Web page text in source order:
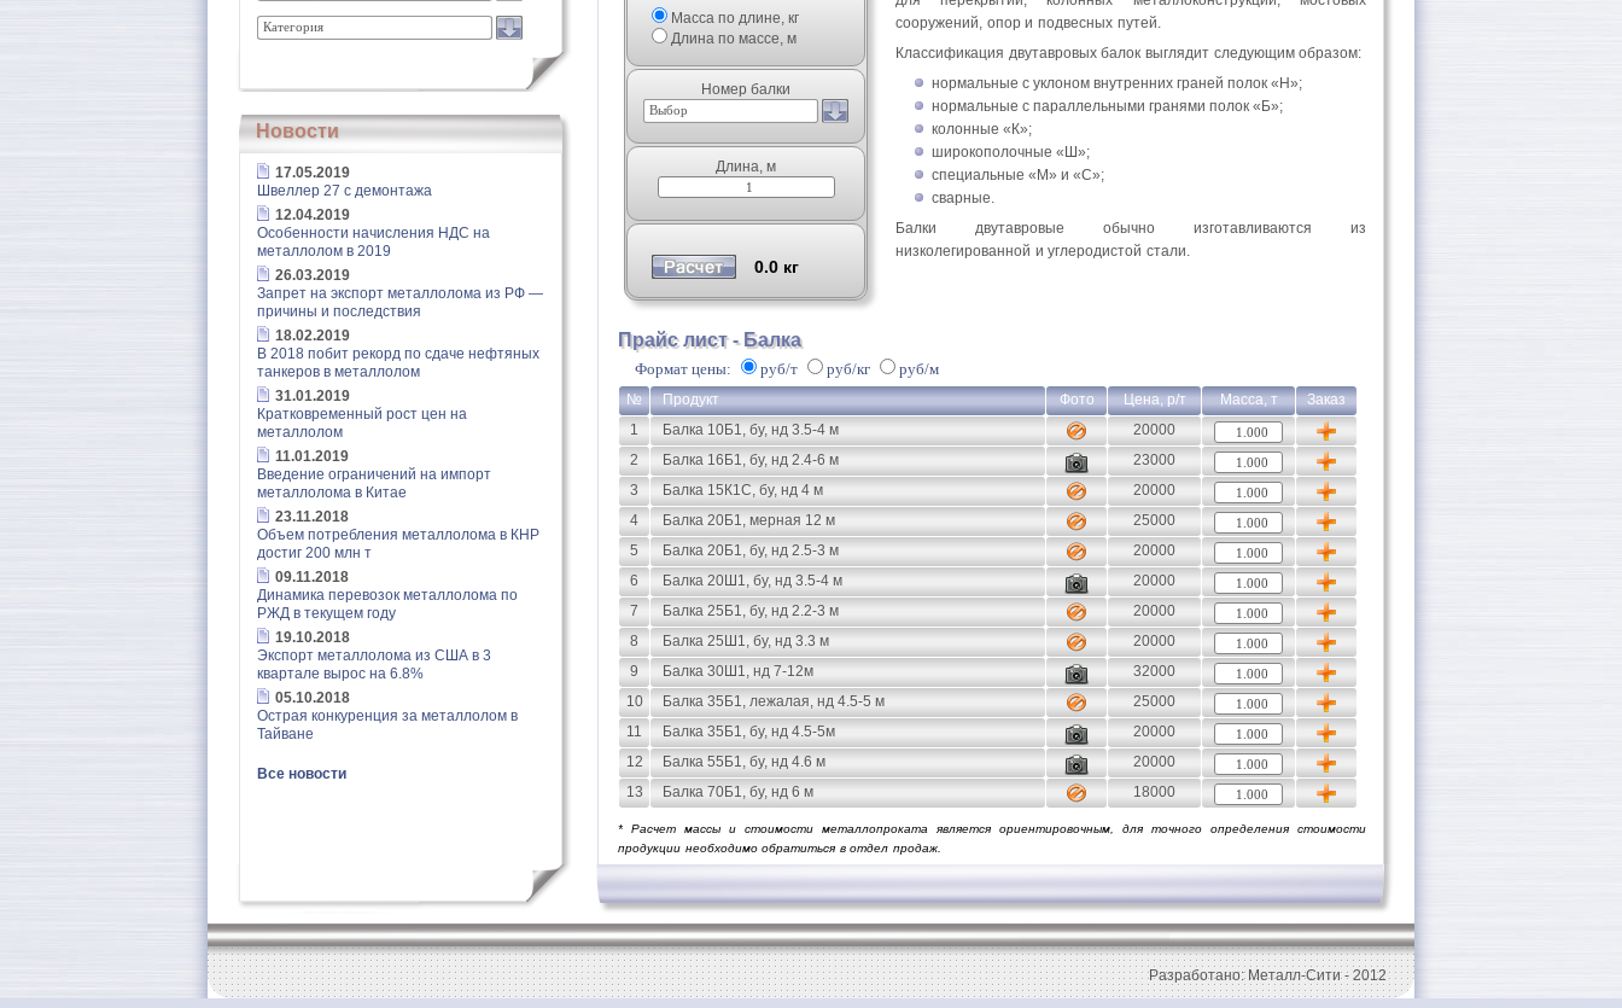
Категория
Новости
17.05.2019
Швеллер 27 с демонтажа
12.04.2019
Особенности начисления НДС на
металлолом в 2019
26.03.2019
Запрет на экспорт металлолома из РФ —
причины и последствия
18.02.2019
В 2018 побит рекорд по сдаче нефтяных
танкеров в металлолом
31.01.2019
Кратковременный рост цен на
металлолом
11.01.2019
Введение ограничений на импорт
металлолома в Китае
23.11.2018
Объем потребления металлолома в КНР
достиг 200 млн т
09.11.2018
Динамика перевозок металлолома по
РЖД в текущем году
19.10.2018
Экспорт металлолома из США в 3
квартале вырос на 6.8%
05.10.2018
Острая конкуренция за металлолом в
Тайване
Все новости
Масса по длине, кг
Длина по массе, м
Номер балки
Выбор
Длина, м
0.0 кг
сооружений, опор и подвесных путей.
Классификация двутавровых балок выглядит следующим образом:
нормальные с уклоном внутренних граней полок «Н»;
нормальные с параллельными гранями полок «Б»;
колонные «К»;
широкополочные «Ш»;
специальные «М» и «С»;
сварные.
Балки двутавровые обычно изготавливаются из
низколегированной и углеродистой стали.
Прайс лист - Балка
Формат цены: руб/т руб/кг руб/м
№ Продукт Фото Цена, р/т Масса, т
Заказ
1
Балка 10Б1, бу, нд 3.5-4 м
20000
2
Балка 16Б1, бу, нд 2.4-6 м
23000
3
Балка 15К1С, бу, нд 4 м
20000
4
Балка 20Б1, мерная 12 м
25000
5
Балка 20Б1, бу, нд 2.5-3 м
20000
6
Балка 20Ш1, бу, нд 3.5-4 м
20000
7
Балка 25Б1, бу, нд 2.2-3 м
20000
8
Балка 25Ш1, бу, нд 3.3 м
20000
9
Балка 30Ш1, нд 7-12м
32000
10
Балка 35Б1, лежалая, нд 4.5-5 м
25000
11
Балка 35Б1, бу, нд 4.5-5м
20000
12
Балка 55Б1, бу, нд 4.6 м
20000
13
Балка 70Б1, бу, нд 6 м 18000
* Расчет массы и стоимости металлопроката является ориентировочным, для точного определения стоимости
продукции необходимо обратиться в отдел продаж.
Разработано: Металл-Сити - 2012